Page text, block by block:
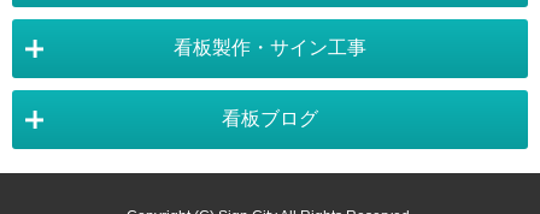
標準価格：¥88,000（税抜 ¥80,000）
販売価格 ¥66,000（税抜 ¥60,000） 25% OFF
TEL:052-265-7603 FAX:052-350-2662
お気軽にお問い合わせ下さい。
お問合せ
自立看板 フロアサイン／路面表示
壁面看板 LEDライトパネル
ポスターフレーム イーゼル
イーゼルスタンド特設ページ ホワイトボード特設ページ
販促・店舗用品特設ページ バックパネル特設ページ
看板設置のきまり 看板の用語集
施工事例 スタッフ紹介
お支払い方法 送料・納期・配送
商品の返品・交換 注文の変更・取り消し
看板製作・サイン工事
看板ブログ